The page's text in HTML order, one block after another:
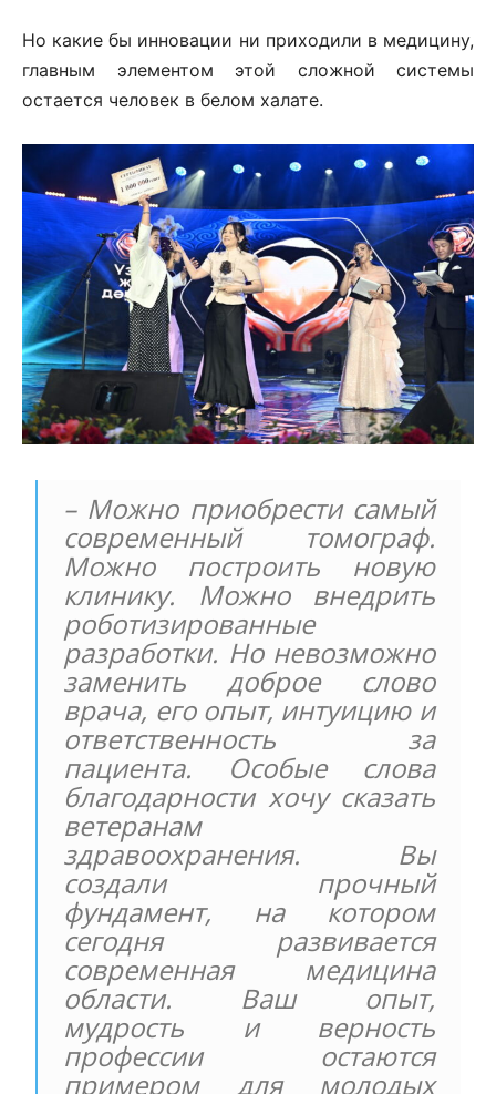
Но какие бы инновации ни приходили в медицину,
главным элементом этой сложной системы
остается человек в белом халате.
– Можно приобрести самый
современный томограф.
Можно построить новую
клинику. Можно внедрить
роботизированные
разработки. Но невозможно
заменить доброе слово
врача, его опыт, интуицию и
ответственность за
пациента. Особые слова
благодарности хочу сказать
ветеранам
здравоохранения. Вы
создали прочный
фундамент, на котором
сегодня развивается
современная медицина
области. Ваш опыт,
мудрость и верность
профессии остаются
примером для молодых